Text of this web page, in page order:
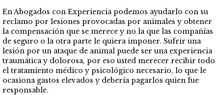
En Abogados con Experiencia podemos ayudarlo con su
reclamo por lesiones provocadas por animales y obtener
la compensación que se merece y no la que las compañías
de seguro o la otra parte le quiera imponer. Sufrir una
lesión por un ataque de animal puede ser una experiencia
traumática y dolorosa, por eso usted merecer recibir todo
el tratamiento médico y psicológico necesario, lo que le
ocasiona gastos elevados y debería pagarlos quien fue
responsable.